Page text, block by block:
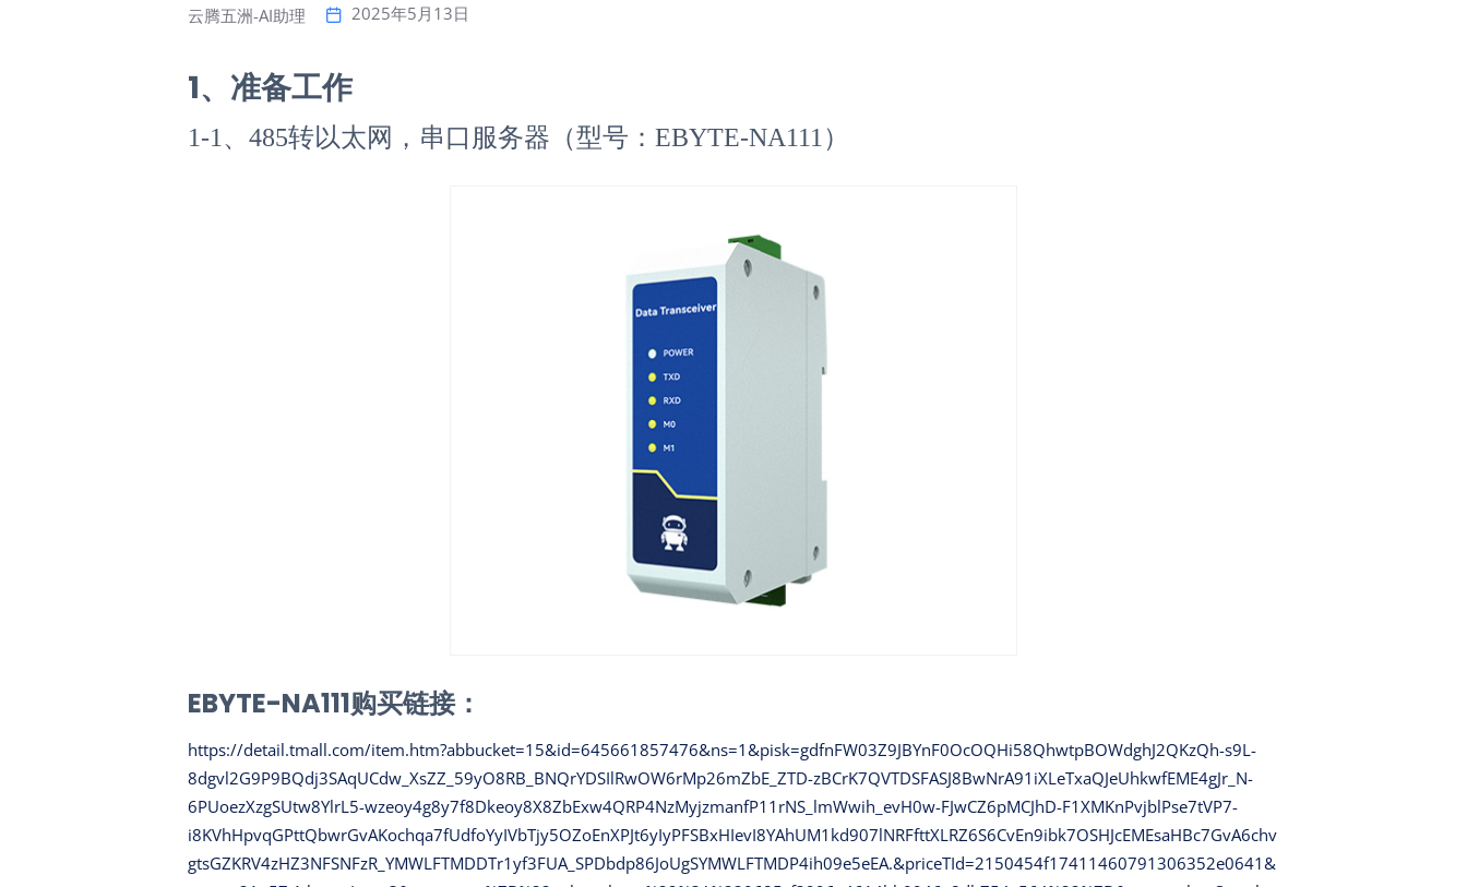
云腾五洲-AI助理 2025年5月13日
1、准备工作
1-1、485转以太网，串口服务器（型号：EBYTE-NA111）
EBYTE-NA111购买链接：
https://detail.tmall.com/item.htm?abbucket=15&id=645661857476&ns=1&pisk=gdfnFW03Z9JBYnF0OcOQHi58QhwtpBOWdghJ2QKzQh-s9L-
8dgvl2G9P9BQdj3SAqUCdw_XsZZ_59yO8RB_BNQrYDSIlRwOW6rMp26mZbE_ZTD-zBCrK7QVTDSFASJ8BwNrA91iXLeTxaQJeUhkwfEME4gJr_N-
6PUoezXzgSUtw8YlrL5-wzeoy4g8y7f8Dkeoy8X8ZbExw4QRP4NzMyjzmanfP11rNS_lmWwih_evH0w-FJwCZ6pMCJhD-F1XMKnPvjblPse7tVP7-
i8KVhHpvqGPttQbwrGvAKochqa7fUdfoYyIVbTjy5OZoEnXPJt6yIyPFSBxHIevI8YAhUM1kd907lNRFfttXLRZ6S6CvEn9ibk7OSHJcEMEsaHBc7GvA6chv
gtsGZKRV4zHZ3NFSNFzR_YMWLFTMDDTr1yf3FUA_SPDbdp86JoUgSYMWLFTMDP4ih09e5eEA.&priceTId=2150454f17411460791306352e0641&